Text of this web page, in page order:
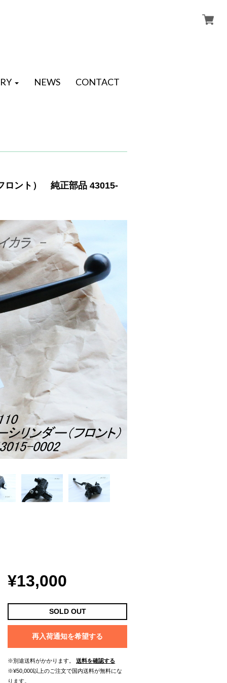
NEWS CONTACT
ロント） 純正部品 43015-
¥13,000
SOLD OUT
再入荷通知を希望する
※別途送料がかかります。
送料を確認する
※¥50,000以上のご注文で国内送料が無料にな
ります。